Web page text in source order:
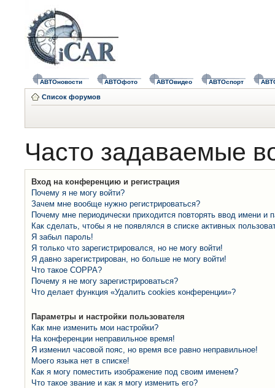
АВТОновости АВТОфото АВТОвидео АВТОспорт
Список форумов
Часто задаваемые
Вход на конференцию и регистрация
Почему я не могу войти?
Зачем мне вообще нужно регистрироваться?
Почему мне периодически приходится повторять ввод имени и
Как сделать, чтобы я не появлялся в списке активных
Я забыл пароль!
Я только что зарегистрировался, но не могу войти!
Я давно зарегистрирован, но больше не могу войти!
Что такое COPPA?
Почему я не могу зарегистрироваться?
Что делает функция «Удалить cookies конференции»?
Параметры и настройки пользователя
Как мне изменить мои настройки?
На конференции неправильное время!
Я изменил часовой пояс, но время все равно неправильное!
Моего языка нет в списке!
Как я могу поместить изображение под своим именем?
Что такое звание и как я могу изменить его?